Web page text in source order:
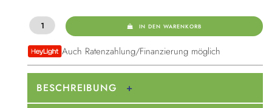
IN DEN WARENKORB
Auch Ratenzahlung/Finanzierung möglich
BESCHREIBUNG